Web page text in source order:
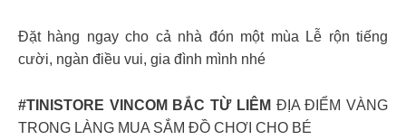
Đặt hàng ngay cho cả nhà đón một mùa Lễ rộn tiếng
cười, ngàn điều vui, gia đình mình nhé
#TINISTORE VINCOM BẮC TỪ LIÊM ĐỊA ĐIỂM VÀNG
TRONG LÀNG MUA SẮM ĐỒ CHƠI CHO BÉ